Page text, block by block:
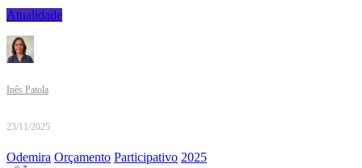
Atualidade
Inês Patola
23/11/2025
Odemira Orçamento Participativo 2025